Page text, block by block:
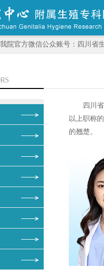
院官方微信公众账号：四川省
四川
以上职称
的翘楚。